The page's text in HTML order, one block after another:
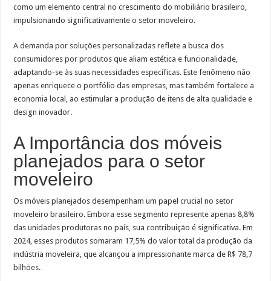
como um elemento central no crescimento do mobiliário brasileiro,
impulsionando significativamente o setor moveleiro.
A demanda por soluções personalizadas reflete a busca dos
consumidores por produtos que aliam estética e funcionalidade,
adaptando-se às suas necessidades específicas. Este fenômeno não
apenas enriquece o portfólio das empresas, mas também fortalece a
economia local, ao estimular a produção de itens de alta qualidade e
design inovador.
A Importância dos móveis
planejados para o setor
moveleiro
Os móveis planejados desempenham um papel crucial no setor
moveleiro brasileiro. Embora esse segmento represente apenas 8,8%
das unidades produtoras no país, sua contribuição é significativa. Em
2024, esses produtos somaram 17,5% do valor total da produção da
indústria moveleira, que alcançou a impressionante marca de R$ 78,7
bilhões.